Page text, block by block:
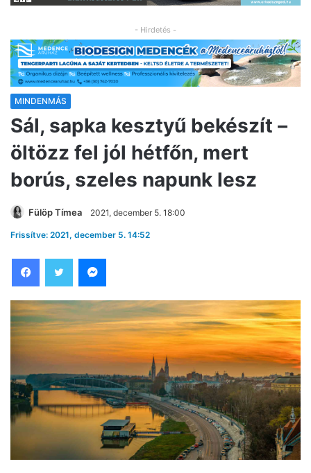
- Hirdetés -
MINDENMÁS
Sál, sapka kesztyű bekészít –
öltözz fel jól hétfőn, mert
borús, szeles napunk lesz
Fülöp Tímea 2021, december 5. 18:00
Frissítve: 2021, december 5. 14:52